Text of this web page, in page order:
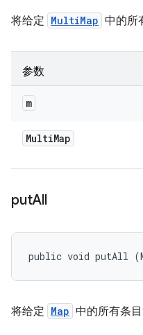
将给定 MultiMap 中的所
参数
m
MultiMap
putAll
public void putAll
将给定 Map 中的所有条